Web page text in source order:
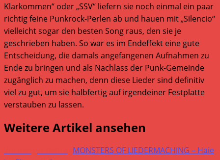
Klarkommen“ oder „SSV“ liefern sie noch einmal ein paar
richtig feine Punkrock-Perlen ab und hauen mit „Silencio“
vielleicht sogar den besten Song raus, den sie je
geschrieben haben. So war es im Endeffekt eine gute
Entscheidung, die damals angefangenen Aufnahmen zu
Ende zu bringen und als Nachlass der Punk-Gemeinde
zugänglich zu machen, denn diese Lieder sind definitiv
viel zu gut, um sie halbfertig auf irgendeiner Festplatte
verstauben zu lassen.
Weitere Artikel ansehen
MONSTERS OF LIEDERMACHING – Haie